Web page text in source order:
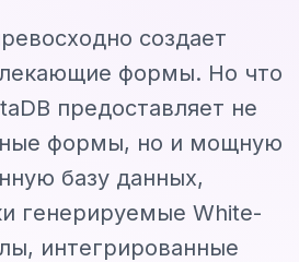
создает
формы. Но что
предоставляет не
формы, но и мощную
базу данных,
генерируемые White-
интегрированные